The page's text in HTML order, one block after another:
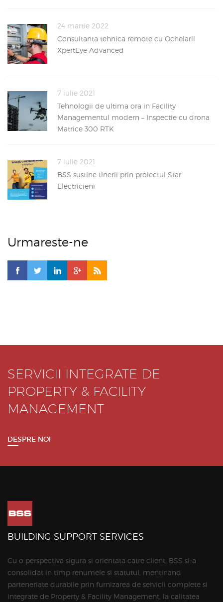
24 martie 2022
Consultanta tehnica remote cu Ochelarii
XpertEye Advanced
7 iulie 2021
Tehnologii de ultima ora in Facility
Managementul modern – Inspectie cu drona
Matrice 300 RTK
7 iulie 2021
BSS sustine tinerii prin proiectul Star
Electricieni
Urmareste-ne
SERVICII INTEGRATE DE
PROPERTY & FACILITY
MANAGEMENT
DESPRE NOI
BUILDING SUPPORT SERVICES
Cu o perspectiva sigura si orientata catre client, BSS si-a
consolidat in timp renumele si statutul, mentinand
parteneriate durabile prin furnizarea de servicii complete si
integrate de Property & Facility Management, la calitatea